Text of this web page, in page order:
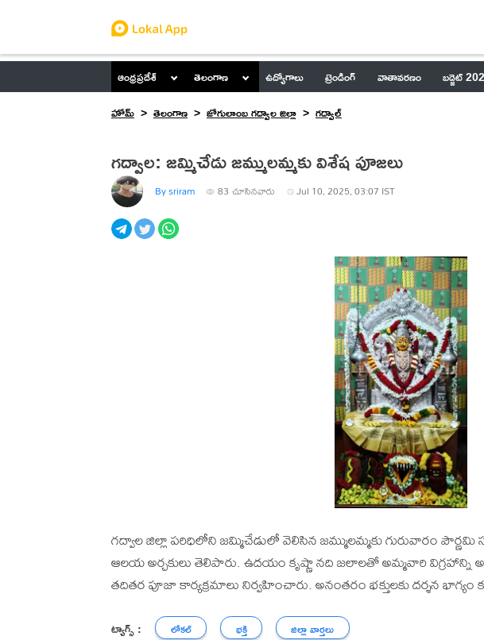
ఆంధ్రప్రదేశ్ తెలంగాణ ఉద్యోగాలు ట్రెండింగ్ వాతావరణం బడ్జెట్
హోమ్
తెలంగాణ జోగులాంబ గద్వాల జిల్లా గద్వాల్
గద్వాల: జమ్మిచేడు జమ్ములమ్మకు విశేష పూజలు
By sriram 83 చూసినవారు Jul 10, 2025, 03:07 IST
గద్వాల జిల్లా పరిధిలోని జమ్మిచేడులో వెలిసిన జమ్ములమ్మకు గురువారం పౌర్ణమి
ఆలయ అర్చకులు తెలిపారు. ఉదయం కృష్ణా నది జలాలతో అమ్మవారి
తదితర పూజా కార్యక్రమాలు నిర్వహించారు. అనంతరం భక్తులకు దర్శన భాగ్యం
ట్యాగ్స్ : లోకల్ భక్తి జిల్లా వార్తలు